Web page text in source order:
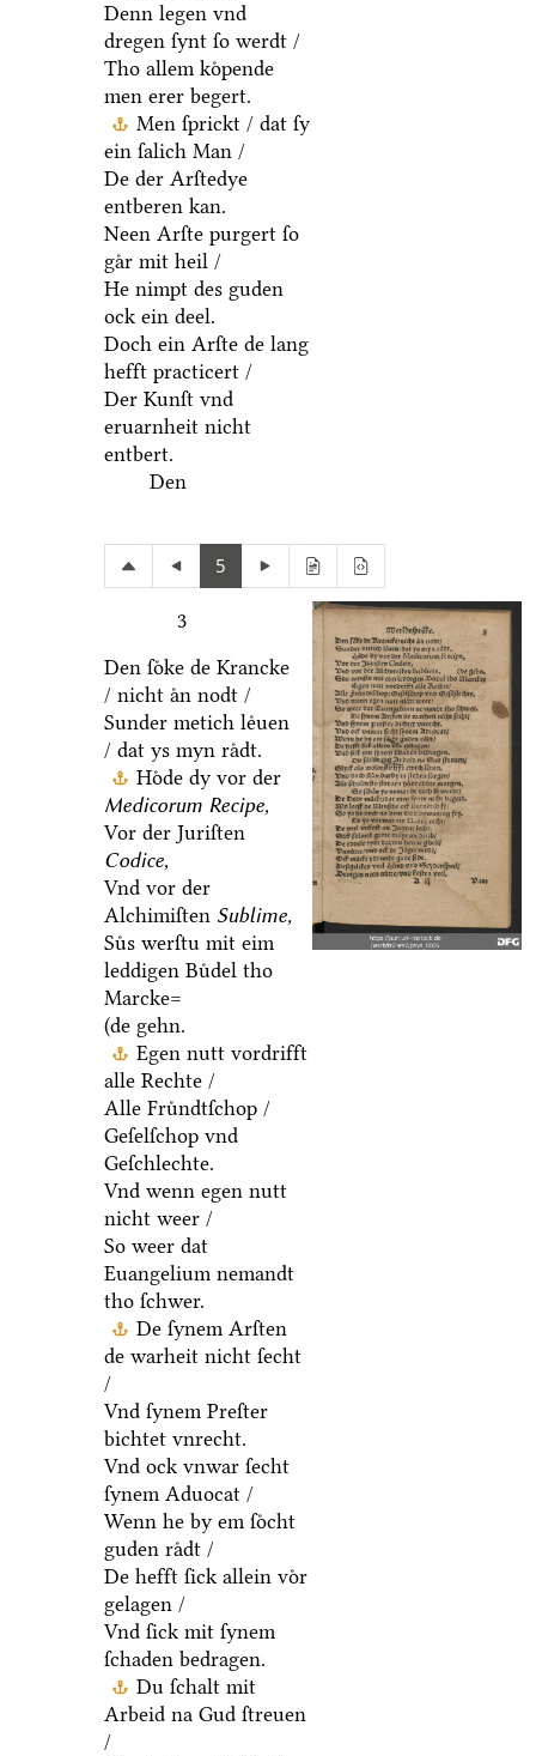
Denn legen vnd
dregen ſynt ſo werdt /
Tho allem koͤpende
men erer begert.
Men ſprickt / dat ſy
ein ſalich Man /
De der Arſtedye
entberen kan.
Neen Arſte purgert ſo
gaͤr mit heil /
He nimpt des guden
ock ein deel.
Doch ein Arſte de lang
hefft practicert /
Der Kunſt vnd
eruarnheit nicht
entbert.
Den
5
3
Den ſoͤke de Krancke
/ nicht aͤn nodt /
Sunder metich leͤuen
/ dat ys myn raͤdt.
Hoͤde dy vor der
Medicorum Recipe,
Vor der Juriſten
Codice,
Vnd vor der
Alchimiſten Sublime,
Suͤs werſtu mit eim
leddigen Buͤdel tho
Marcke=
(de gehn.
Egen nutt vordrifft
alle Rechte /
Alle Fruͤndtſchop /
Geſelſchop vnd
Geſchlechte.
Vnd wenn egen nutt
nicht weer /
So weer dat
Euangelium nemandt
tho ſchwer.
De ſynem Arſten
de warheit nicht ſecht
/
Vnd ſynem Preſter
bichtet vnrecht.
Vnd ock vnwar ſecht
ſynem Aduocat /
Wenn he by em ſoͤcht
guden raͤdt /
De hefft ſick allein voͤr
gelagen /
Vnd ſick mit ſynem
ſchaden bedragen.
Du ſchalt mit
Arbeid na Gud ſtreuen
/